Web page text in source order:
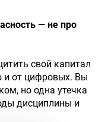
— не про
свой капитал
и от цифровых. Вы
но одна утечка
дисциплины и